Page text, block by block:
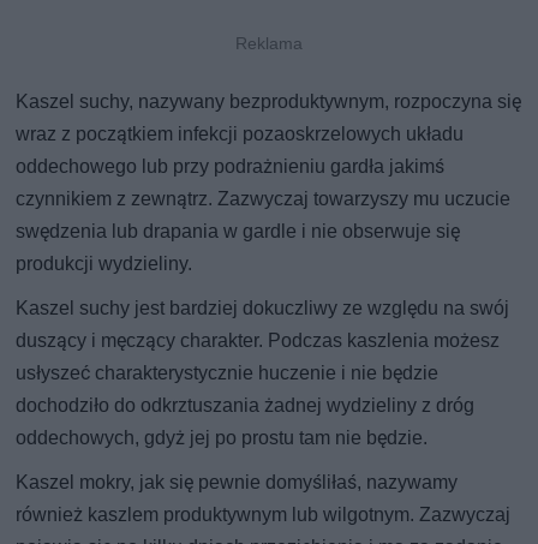
Kaszel suchy, nazywany bezproduktywnym, rozpoczyna się
wraz z początkiem infekcji pozaoskrzelowych układu
oddechowego lub przy podrażnieniu gardła jakimś
czynnikiem z zewnątrz. Zazwyczaj towarzyszy mu uczucie
swędzenia lub drapania w gardle i nie obserwuje się
produkcji wydzieliny.
Kaszel suchy jest bardziej dokuczliwy ze względu na swój
duszący i męczący charakter. Podczas kaszlenia możesz
usłyszeć charakterystycznie huczenie i nie będzie
dochodziło do odkrztuszania żadnej wydzieliny z dróg
oddechowych, gdyż jej po prostu tam nie będzie.
Kaszel mokry, jak się pewnie domyśliłaś, nazywamy
również kaszlem produktywnym lub wilgotnym. Zazwyczaj